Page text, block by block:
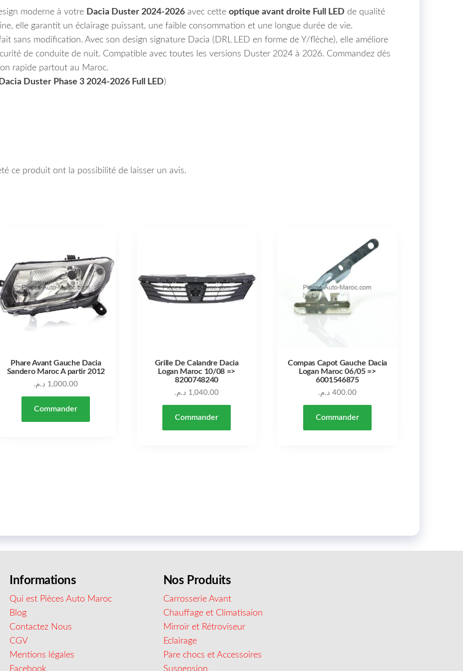
moderne à votre Dacia Duster 2024-2026 avec cette optique avant droite Full LED de qualité
elle garantit un éclairage puissant, une faible consommation et une longue durée de vie.
sans modification. Avec son design signature Dacia (DRL LED en forme de Y/flèche), elle améliore
de conduite de nuit. Compatible avec toutes les versions Duster 2024 à 2026. Commandez dès
rapide partout au Maroc.
Dacia Duster Phase 3 2024-2026 Full LED)
ce produit ont la possibilité de laisser un avis.
Phare Avant Gauche Dacia
Sandero Maroc A partir 2012
1,000.00 د.م.
Commander
Grille De Calandre Dacia
Logan Maroc 10/08 =>
8200748240
1,040.00 د.م.
Commander
Compas Capot Gauche Dacia
Logan Maroc 06/05 =>
6001546875
400.00 د.م.
Commander
Informations
Qui est Pièces Auto Maroc
Blog
Contactez Nous
CGV
Mentions légales
Facebook
Nos Produits
Carrosserie Avant
Chauffage et Climatisaion
Mirroir et Rétroviseur
Eclairage
Pare chocs et Accessoires
Suspension